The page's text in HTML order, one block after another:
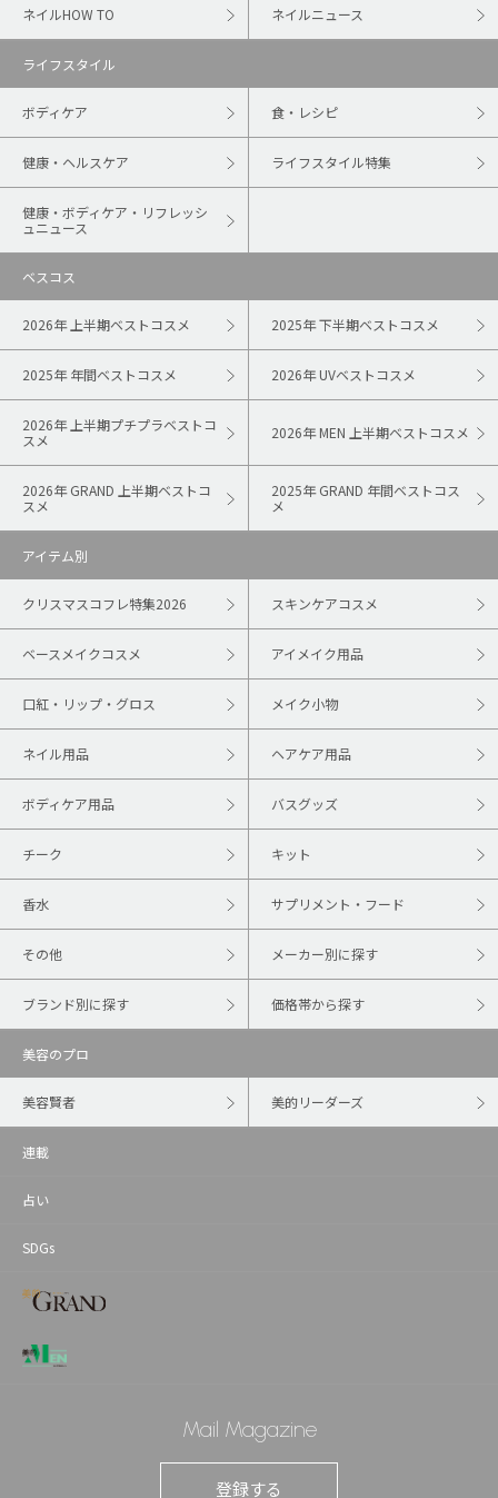
ネイルHOW TO ネイルニュース
ライフスタイル
ボディケア 食・レシピ
健康・ヘルスケア ライフスタイル特集
健康・ボディケア・リフレッシ
ュニュース
ベスコス
2026年 上半期ベストコスメ 2025年 下半期ベストコスメ
2025年 年間ベストコスメ 2026年 UVベストコスメ
2026年 上半期プチプラベストコ
スメ
2026年 MEN 上半期ベストコスメ
2026年 GRAND 上半期ベストコ
スメ
2025年 GRAND 年間ベストコス
メ
アイテム別
クリスマスコフレ特集2026 スキンケアコスメ
ベースメイクコスメ アイメイク用品
口紅・リップ・グロス メイク小物
ネイル用品 ヘアケア用品
ボディケア用品 バスグッズ
チーク キット
香水 サプリメント・フード
その他 メーカー別に探す
ブランド別に探す 価格帯から探す
美容のプロ
美容賢者 美的リーダーズ
連載
占い
SDGs
Mail Magazine
登録する